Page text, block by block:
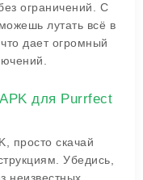
ограничений. С
лутать всё в
дает огромный
для Purrfect
просто скачай
Убедись,